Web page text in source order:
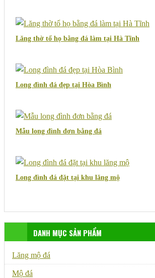
Lăng thờ tổ họ bằng đá làm tại Hà Tĩnh
Long đình đá đẹp tại Hòa Bình
Mẫu long đình đơn bằng đá
Long đình đá đặt tại khu lăng mộ
DANH MỤC SẢN PHẨM
Lăng mộ đá
Mộ đá